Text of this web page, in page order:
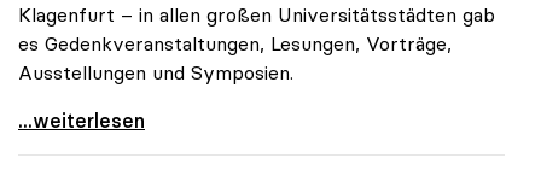
Klagenfurt – in allen großen Universitätsstädten gab
es Gedenkveranstaltungen, Lesungen, Vorträge,
Ausstellungen und Symposien.
uniko-Präsidentin Brigitte Hütter zu Gedenkjahr:
...weiterlesen